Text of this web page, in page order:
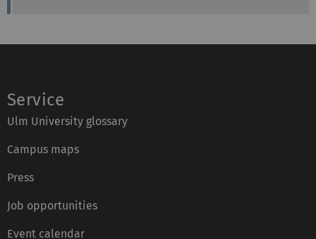
Service
Ulm University glossary
Campus maps
Press
Job opportunities
Event calendar